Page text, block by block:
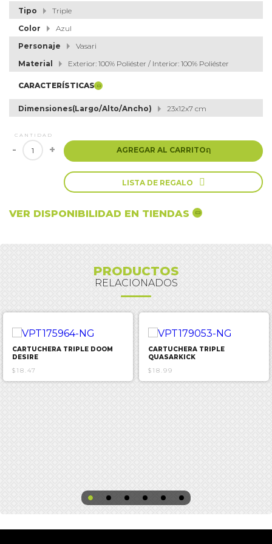
Tipo
Triple
Color
Azul
Personaje
Vasari
Material
Exterior: 100% Poliéster / Interior: 100% Poliéster
CARACTERÍSTICAS
Dimensiones(Largo/Alto/Ancho) 23x12x7 cm
CANTIDAD
- + AGREGAR AL CARRITOຐ
LISTA DE REGALO 
VER DISPONIBILIDAD EN TIENDAS
PRODUCTOS
RELACIONADOS
CARTUCHERA TRIPLE DOOM
DESIRE
$18.47
CARTUCHERA TRIPLE
QUASARKICK
$18.99